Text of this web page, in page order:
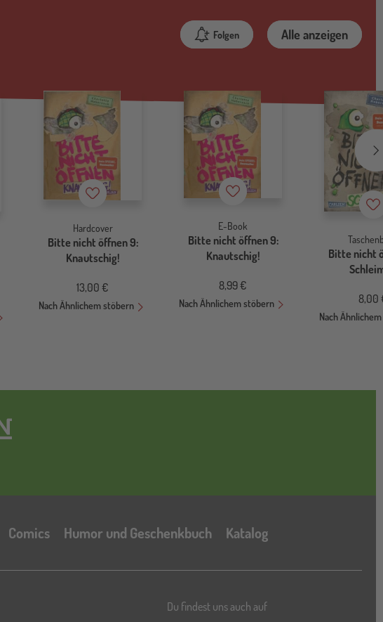
Folgen Alle anzeigen
Merkzettel
Hardcover
Bitte nicht öffnen 9:
Knautschig!
13,00 €
Nach Ähnlichem stöbern
Merkzettel
E-Book
Bitte nicht öffnen 9:
Knautschig!
8,99 €
Nach Ähnlichem stöbern
Bitte nicht
8,00
Nach
Comics Humor und Geschenkbuch Katalog
Katalog
Du findest uns auch auf